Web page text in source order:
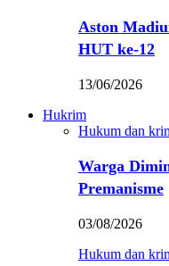
Aston
HUT ke-12
13/06/2026
Hukrim
Hukum dan
Warga
Premanisme
03/08/2026
Hukum dan